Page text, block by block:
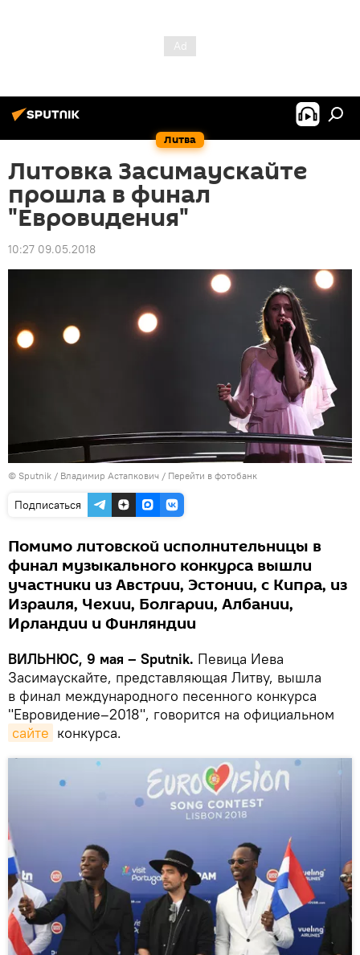
Литва
Литовка Засимаускайте
прошла в финал
"Евровидения"
10:27 09.05.2018
© Sputnik / Владимир Астапкович / Перейти в фотобанк
Подписаться
Помимо литовской исполнительницы в
финал музыкального конкурса вышли
участники из Австрии, Эстонии, с Кипра, из
Израиля, Чехии, Болгарии, Албании,
Ирландии и Финляндии
ВИЛЬНЮС, 9 мая – Sputnik. Певица Иева
Засимаускайте, представляющая Литву, вышла
в финал международного песенного конкурса
"Евровидение–2018", говорится на официальном
сайте конкурса.